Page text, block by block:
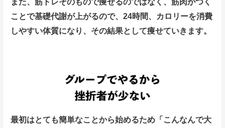
ことで基礎代謝が上がるので、24時間、カロリーを消費
しやすい体質になり、その結果として痩せていきます。
最初はとても簡単なことから始めるため「こんなんで大